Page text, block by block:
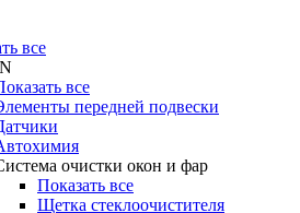
все
все
передней подвески
очистки окон и фар
Показать все
Щетка стеклоочистителя